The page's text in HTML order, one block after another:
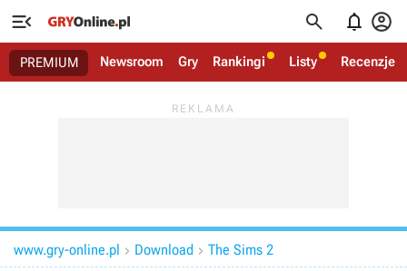
   
PREMIUM Newsroom Gry Rankingi Listy Recenzje
www.gry-online.pl  Download  The Sims 2